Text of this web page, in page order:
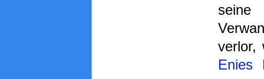
seine
verlor,
Enies